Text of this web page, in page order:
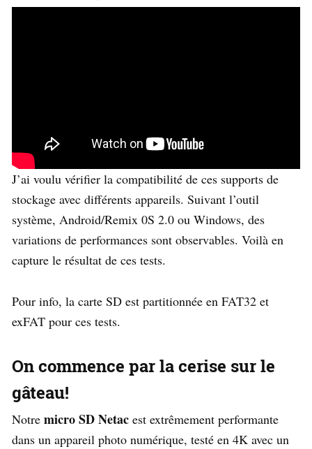
J’ai voulu vérifier la compatibilité de ces supports de
stockage avec différents appareils. Suivant l’outil
système, Android/Remix 0S 2.0 ou Windows, des
variations de performances sont observables. Voilà en
capture le résultat de ces tests.
Pour info, la carte SD est partitionnée en FAT32 et
exFAT pour ces tests.
On commence par la cerise sur le
gâteau!
Notre micro SD Netac est extrêmement performante
dans un appareil photo numérique, testé en 4K avec un